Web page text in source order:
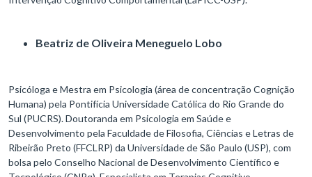
Beatriz de Oliveira Meneguelo Lobo
Psicóloga e Mestra em Psicologia (área de concentração Cognição
Humana) pela Pontifícia Universidade Católica do Rio Grande do
Sul (PUCRS). Doutoranda em Psicologia em Saúde e
Desenvolvimento pela Faculdade de Filosofia, Ciências e Letras de
Ribeirão Preto (FFCLRP) da Universidade de São Paulo (USP), com
bolsa pelo Conselho Nacional de Desenvolvimento Científico e